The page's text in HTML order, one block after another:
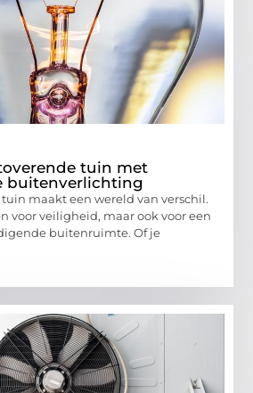
tuin met
buitenverlichting
maakt een wereld van verschil.
voor veiligheid, maar ook voor een
buitenruimte. Of je